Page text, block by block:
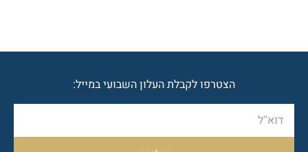
הצטרפו לקבלת העלון השבועי במייל: